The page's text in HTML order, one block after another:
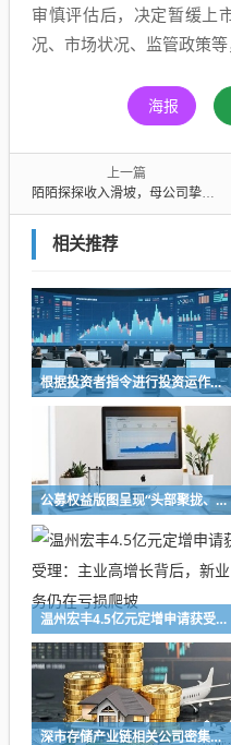
审慎评估后，决定暂缓上
况、市场状况、监管政策等
海报
上一篇
陌陌探探收入滑坡，母公司挚文集团2025年Q4营收下降，靠中东北非市场撑起海外增长
相关推荐
根据投资者指令进行投资运作！长兴万乘私募及时任副总经理收警示函
公募权益版图呈现“头部聚拢、中小深耕”格局 百亿级主动权益基金扩容至72只，16家公募主动权益规模突破千亿元
温州宏丰4.5亿元定增申请获受理：主业高增长背后，新业务仍在亏损爬坡
深市存储产业链相关公司密集释放积极信号，业界看好行业高景气度持续性